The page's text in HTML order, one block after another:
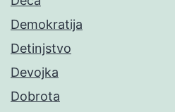
Demokratija
Detinjstvo
Devojka
Dobrota